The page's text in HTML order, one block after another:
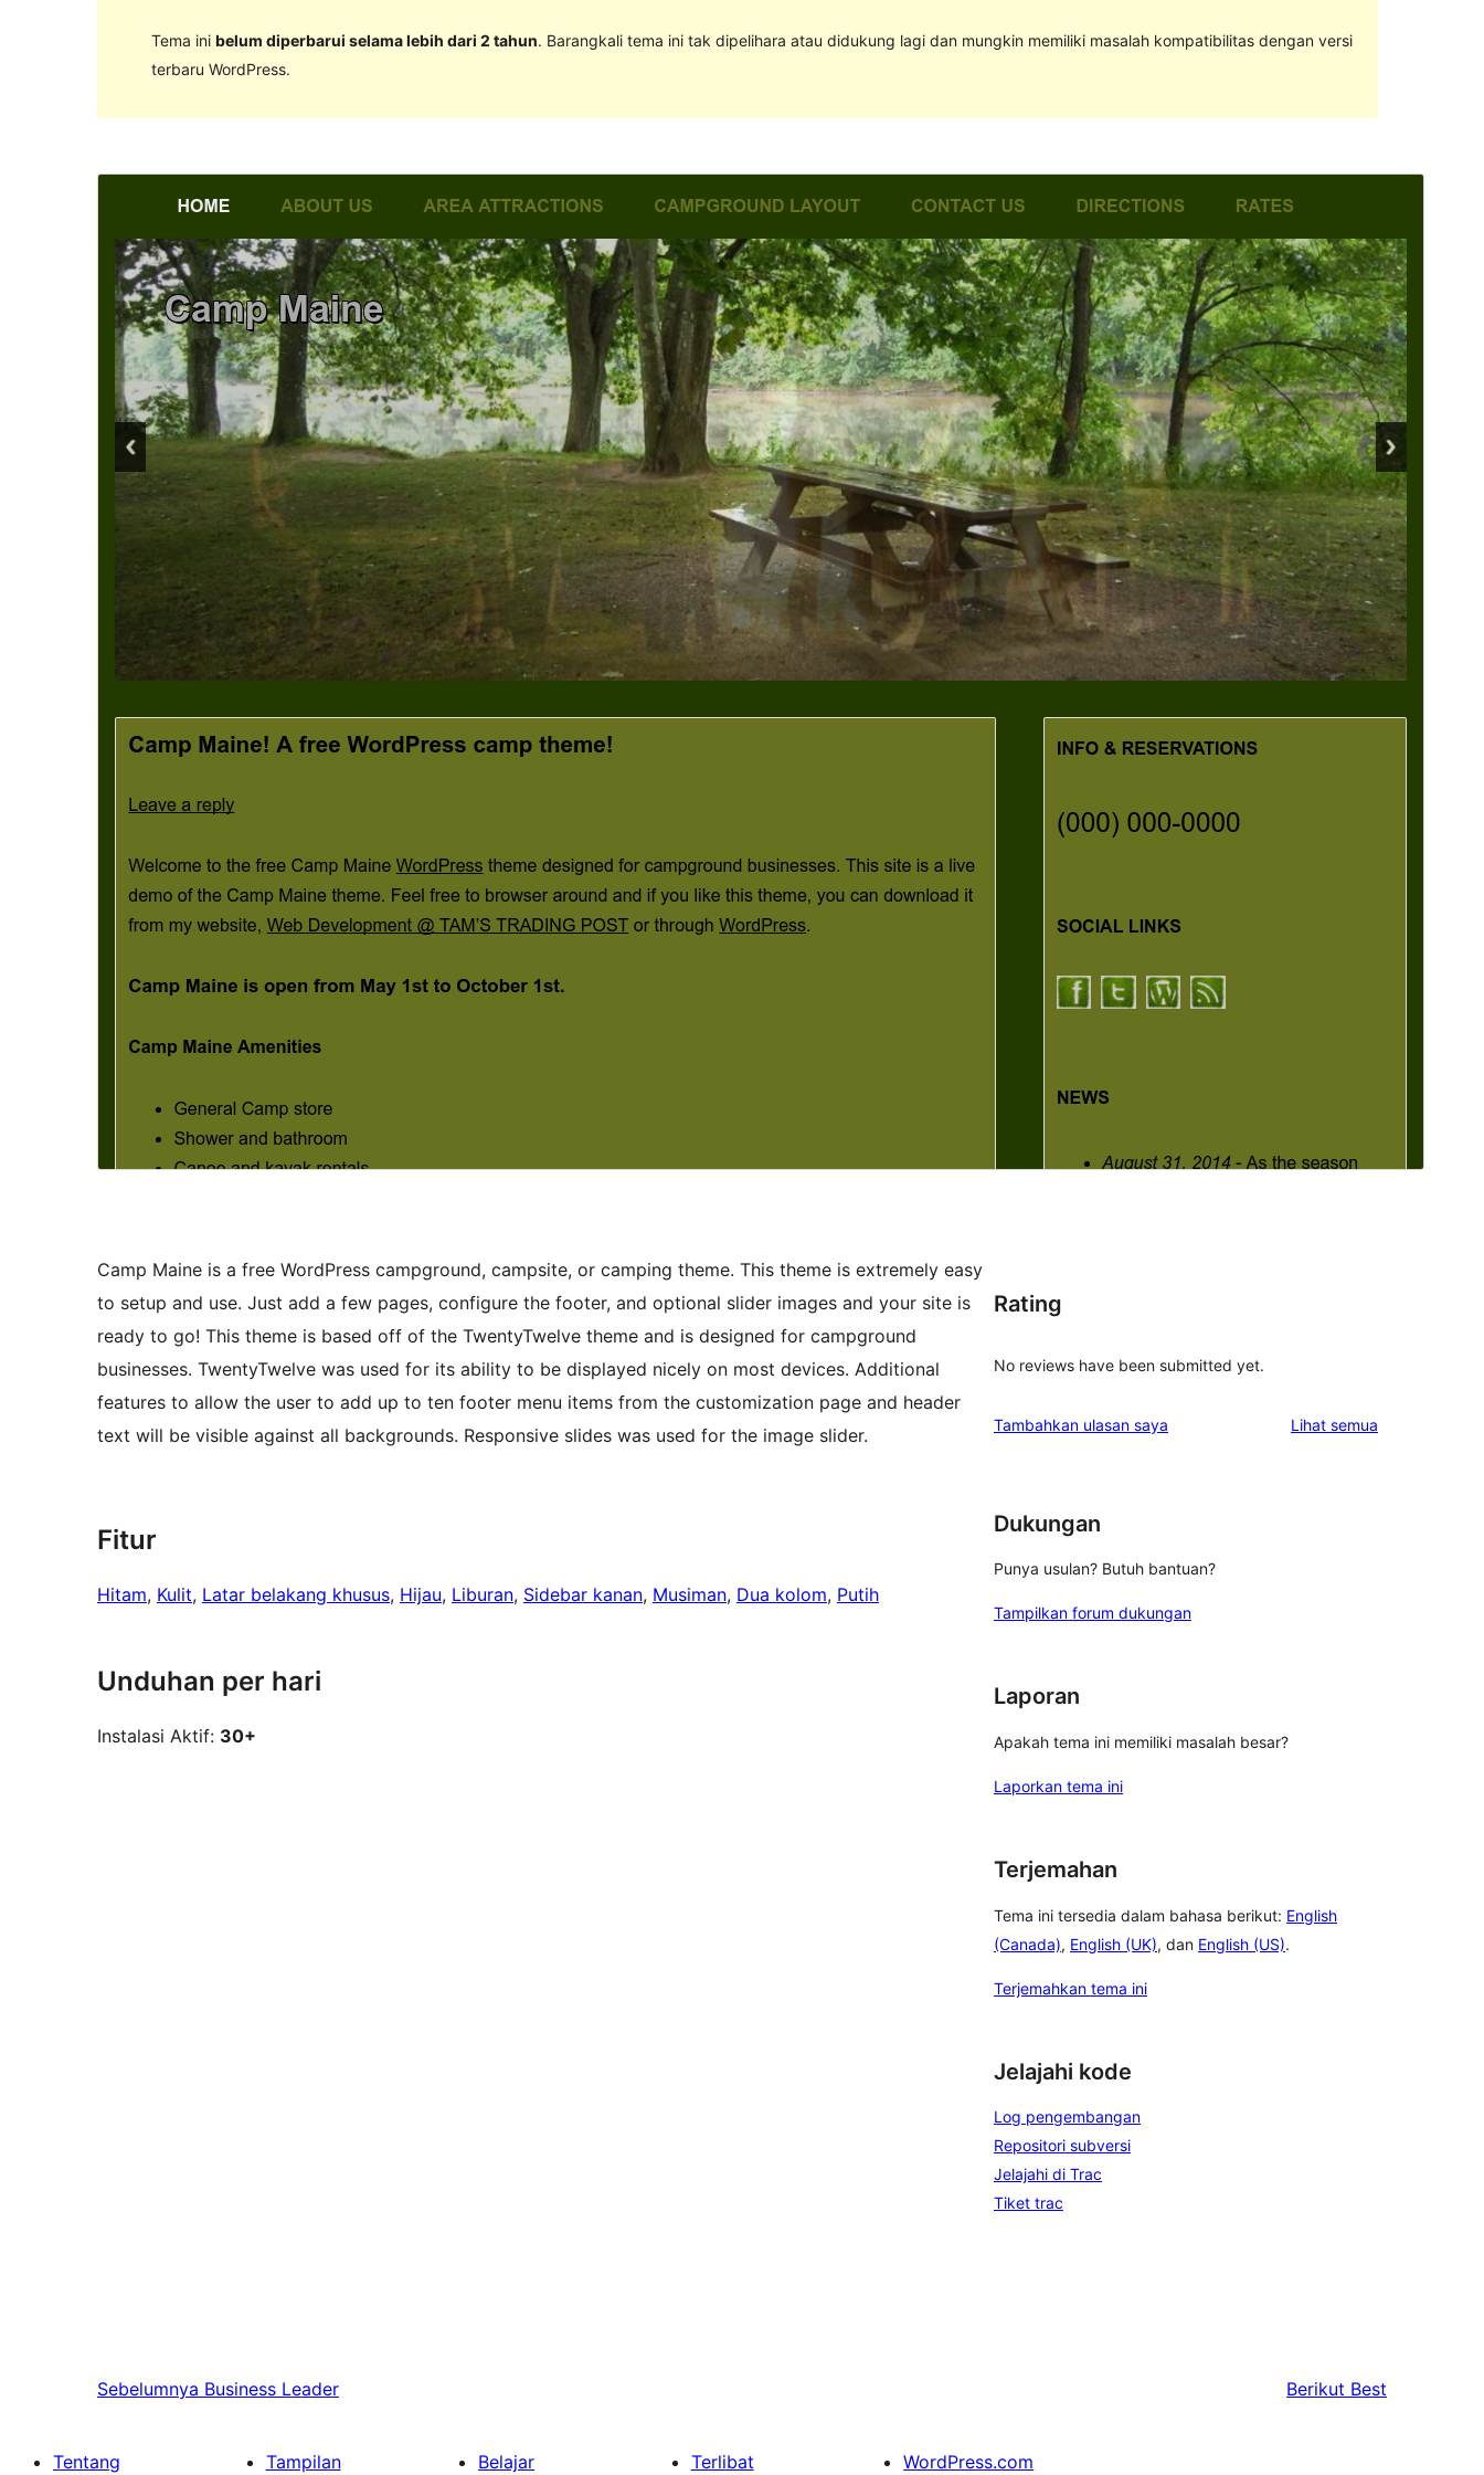
Tema ini belum diperbarui selama lebih dari 2 tahun. Barangkali tema ini tak dipelihara atau didukung lagi dan mungkin memiliki masalah kompatibilitas dengan versi
terbaru WordPress.
Versi
1.0.7
Terakhir diperbarui
Januari 19, 2016
Instalasi aktif
30+
Halaman utama tema
Camp Maine is a free WordPress campground, campsite, or camping theme. This theme is extremely easy
to setup and use. Just add a few pages, configure the footer, and optional slider images and your site is
ready to go! This theme is based off of the TwentyTwelve theme and is designed for campground
businesses. TwentyTwelve was used for its ability to be displayed nicely on most devices. Additional
features to allow the user to add up to ten footer menu items from the customization page and header
text will be visible against all backgrounds. Responsive slides was used for the image slider.
Fitur
Hitam, Kulit, Latar belakang khusus, Hijau, Liburan, Sidebar kanan, Musiman, Dua kolom, Putih
Unduhan per hari
Instalasi Aktif: 30+
Rating
No reviews have been submitted yet.
Tambahkan ulasan saya Lihat semua
Dukungan
Punya usulan? Butuh bantuan?
Tampilkan forum dukungan
Laporan
Apakah tema ini memiliki masalah besar?
Laporkan tema ini
Terjemahan
Tema ini tersedia dalam bahasa berikut: English
(Canada), English (UK), dan English (US).
Terjemahkan tema ini
Jelajahi kode
Log pengembangan
Repositori subversi
Jelajahi di Trac
Tiket trac
Sebelumnya Business Leader Berikut Best
Tentang Tampilan Belajar Terlibat WordPress.com